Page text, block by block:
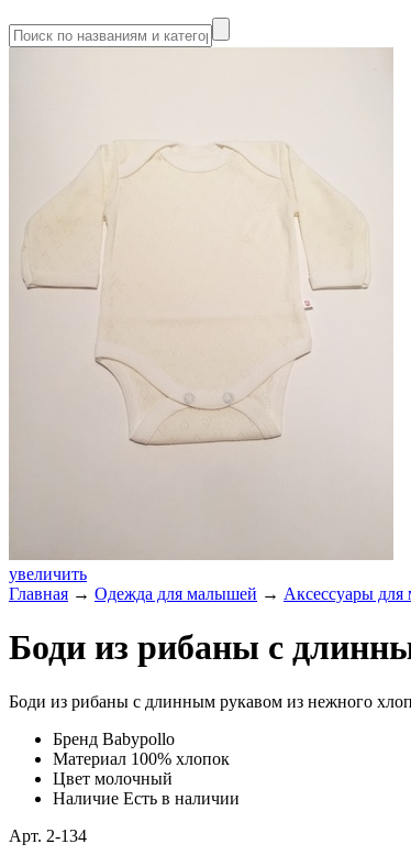
увеличить
Главная → Одежда для малышей → Аксессуары
Боди из рибаны с
Боди из рибаны с длинным рукавом из нежного
Бренд Babypollo
Материал 100% хлопок
Цвет молочный
Наличие Есть в наличии
Арт. 2-134